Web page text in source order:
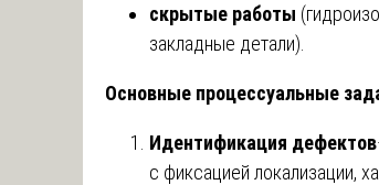
скрытые работы
закладные детали).
Основные процессуальные
Идентификация дефектов
с фиксацией локализации,